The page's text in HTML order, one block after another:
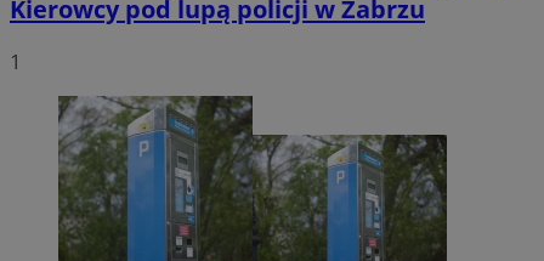
Kierowcy pod lupą policji w Zabrzu
1